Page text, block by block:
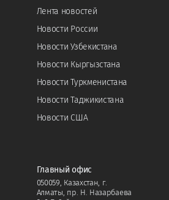
Лента новостей
Новости России
Новости Узбекистана
Новости Кыргызстана
Новости Туркменистана
Новости Таджикистана
Новости США
Главный офис
050059, Казахстан, г.
Алматы, пр. Н. Назарбаева